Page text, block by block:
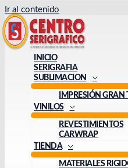
Ir al contenido
INICIO
SERIGRAFIA
SUBLIMACION
IMPRESIÓN
VINILOS
REVESTIMIENTOS
CARWRAP
TIENDA
MATERIALES